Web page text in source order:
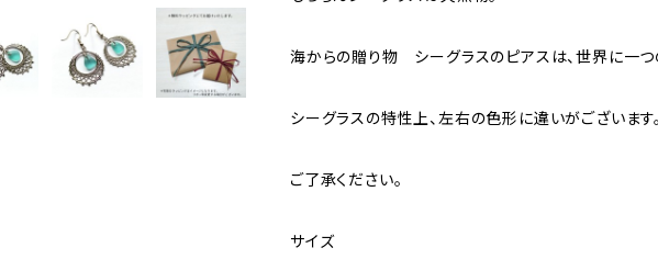
海からの贈り物 シーグラスのピアスは、世界に一つ
シーグラスの特性上、左右の色形に違いがございます。
ご了承ください。
サイズ